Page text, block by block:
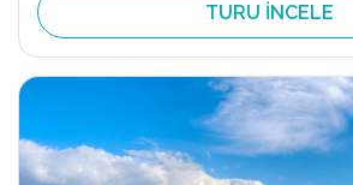
TURU İNCELE